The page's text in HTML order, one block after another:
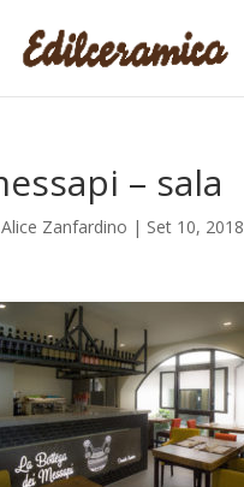
– sala
Alice Zanfardino | Set 10, 2018